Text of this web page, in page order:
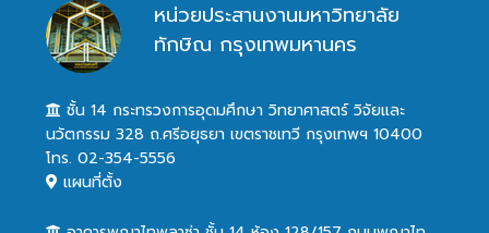
หน่วยประสานงานมหาวิทยาลัย
ทักษิณ กรุงเทพมหานคร
ชั้น 14 กระทรวงการอุดมศึกษา วิทยาศาสตร์ วิจัยและ
นวัตกรรม 328 ถ.ศรีอยุธยา เขตราชเทวี กรุงเทพฯ 10400
โทร. 02-354-5556
แผนที่ตั้ง